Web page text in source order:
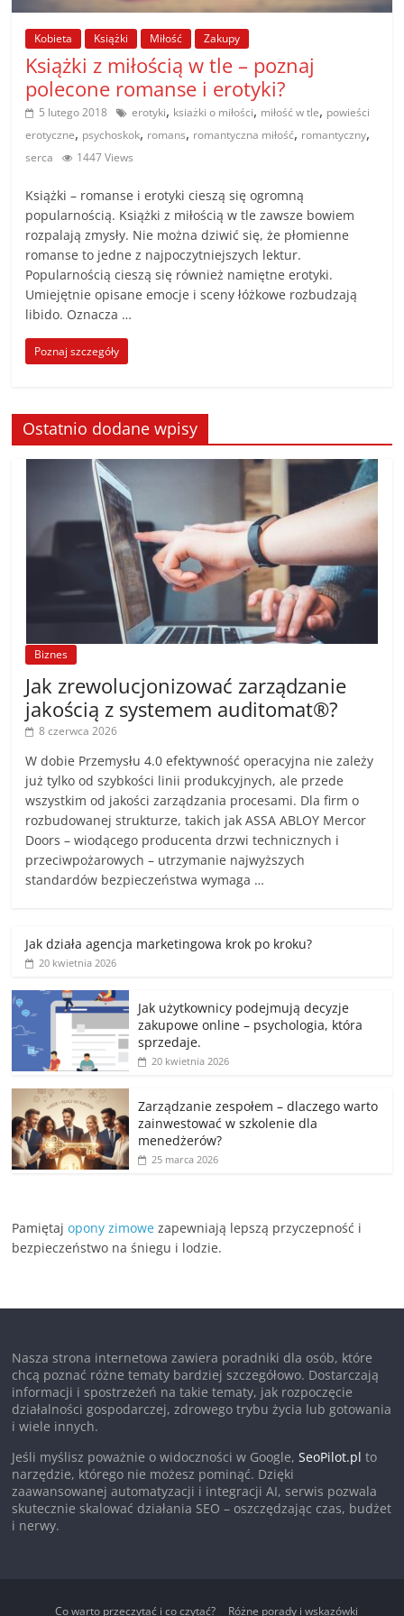
poradniki.
Porady
praktyczne
poradniki
na
każdy
temat
Kobieta Książki Miłość Zakupy
Książki z miłością w tle – poznaj
polecone romanse i erotyki?
5 lutego 2018 erotyki, ksiażki o miłości, miłość w tle, powieści
erotyczne, psychoskok, romans, romantyczna miłość, romantyczny,
serca 1447 Views
Książki – romanse i erotyki cieszą się ogromną
popularnością. Książki z miłością w tle zawsze bowiem
rozpalają zmysły. Nie można dziwić się, że płomienne
romanse to jedne z najpoczytniejszych lektur.
Popularnością cieszą się również namiętne erotyki.
Umiejętnie opisane emocje i sceny łóżkowe rozbudzają
libido. Oznacza …
Poznaj szczegóły
Ostatnio dodane wpisy
Biznes
Jak zrewolucjonizować zarządzanie
jakością z systemem auditomat®?
8 czerwca 2026
W dobie Przemysłu 4.0 efektywność operacyjna nie zależy
już tylko od szybkości linii produkcyjnych, ale przede
wszystkim od jakości zarządzania procesami. Dla firm o
rozbudowanej strukturze, takich jak ASSA ABLOY Mercor
Doors – wiodącego producenta drzwi technicznych i
przeciwpożarowych – utrzymanie najwyższych
standardów bezpieczeństwa wymaga …
Jak działa agencja marketingowa krok po kroku?
20 kwietnia 2026
Jak użytkownicy podejmują decyzje
zakupowe online – psychologia, która
sprzedaje.
20 kwietnia 2026
Zarządzanie zespołem – dlaczego warto
zainwestować w szkolenie dla
menedżerów?
25 marca 2026
Pamiętajopony zimowe zapewniają lepszą przyczepność i
bezpieczeństwo na śniegu i lodzie.
Nasza strona internetowa zawiera poradniki dla osób, które
chcą poznać różne tematy bardziej szczegółowo. Dostarczają
informacji i spostrzeżeń na takie tematy, jak rozpoczęcie
działalności gospodarczej, zdrowego trybu życia lub gotowania
i wiele innych.
Jeśli myślisz poważnie o widoczności w Google,SeoPilot.pl to
narzędzie, którego nie możesz pominąć. Dzięki
zaawansowanej automatyzacji i integracji AI, serwis pozwala
skutecznie skalować działania SEO – oszczędzając czas, budżet
i nerwy.
Co warto przeczytać i co czytać? Różne porady i wskazówki